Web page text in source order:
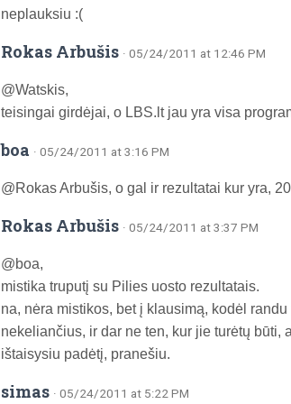
neplauksiu :(
Rokas Arbušis · 05/24/2011 at 12:46 PM
@Watskis,
teisingai girdėjai, o LBS.lt jau yra visa
boa · 05/24/2011 at 3:16 PM
@Rokas Arbušis, o gal ir rezultatai kur yra,
Rokas Arbušis · 05/24/2011 at 3:37 PM
@boa,
mistika truputį su Pilies uosto rezultatais.
na, nėra mistikos, bet į klausimą, kodėl
nekeliančius, ir dar ne ten, kur jie turėtų būti,
ištaisysiu padėtį, pranešiu.
simas · 05/24/2011 at 5:22 PM